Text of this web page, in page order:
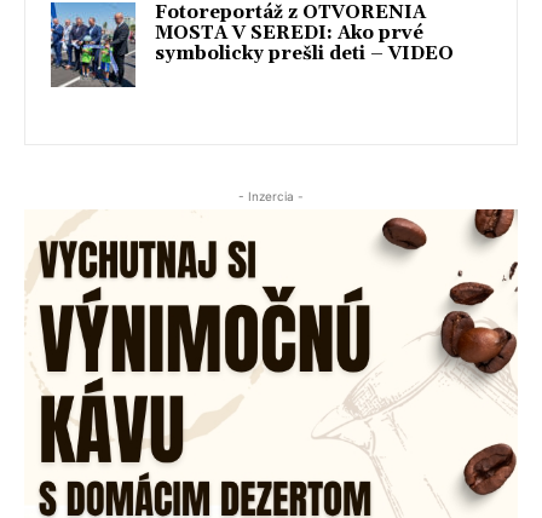
Fotoreportáž z OTVORENIA
MOSTA V SEREDI: Ako prvé
symbolicky prešli deti – VIDEO
- Inzercia -